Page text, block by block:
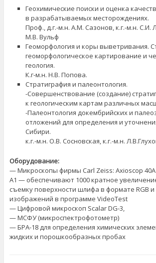
Геохимические поиски и оценка
в разрабатываемых месторождениях.
Проф., д.г.-м.н. А.М. Сазонов, к.г.-м.н. С.И.
М.В. Вульф
Геоморфология и коры выветривания.
геоморфологическое картирование и
геология.
К.г-м.н. Н.В. Попова.
Стратиграфия и палеонтология.
-Совершенствование (создание)
к геологическим картам различных
-Палеонтология докембрийских и
отложений для определения и
Сибири.
к.г.-м.н. О.В. Сосновская, к.г.-м.н.
Оборудование:
— Микроскопы фирмы Carl Zeiss: Axioscop
A1 — обеспечивают 1000 кратное
съемку поверхности шлифа в формате RGB
изображений в программе VideoTest
— Цифровой микроскоп Scalar DG-3,
— МСФУ (микроспектрофотометр)
— БРА-18 для определения химических
жидких и порошкообразных пробах